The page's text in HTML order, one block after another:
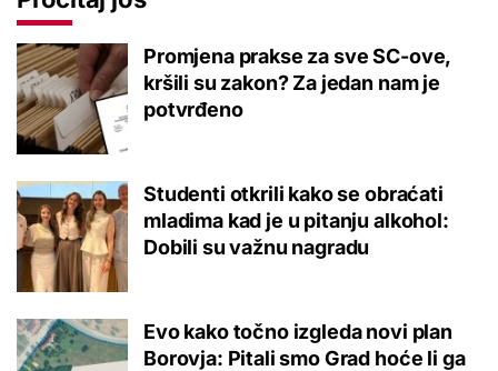
Promjena prakse za sve SC-ove,
kršili su zakon? Za jedan nam je
potvrđeno
Studenti otkrili kako se obraćati
mladima kad je u pitanju alkohol:
Dobili su važnu nagradu
Evo kako točno izgleda novi plan
Borovja: Pitali smo Grad hoće li ga